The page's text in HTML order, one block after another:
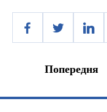
Попередня